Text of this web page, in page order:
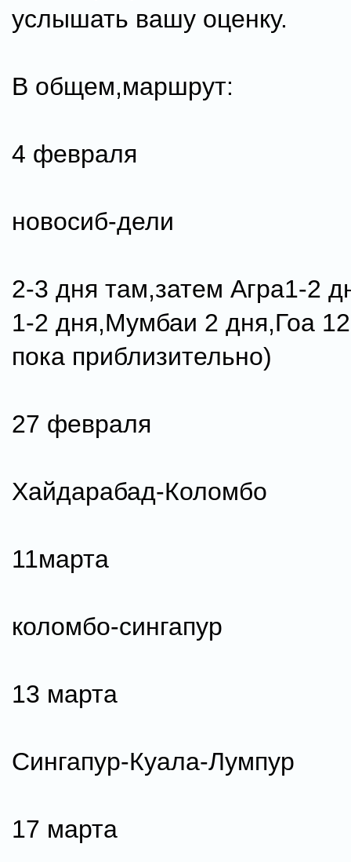
услышать вашу оценку.
В общем,маршрут:
4 февраля
новосиб-дели
2-3 дня там,затем Агра1-2
1-2 дня,Мумбаи 2 дня,Гоа
пока приблизительно)
27 февраля
Хайдарабад-Коломбо
11марта
коломбо-сингапур
13 марта
Сингапур-Куала-Лумпур
17 марта